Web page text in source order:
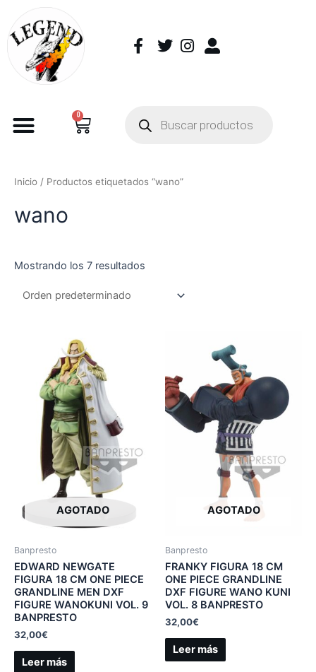
0
Inicio / Productos etiquetados “wano”
wano
Mostrando los 7 resultados
AGOTADO
Banpresto
EDWARD NEWGATE
FIGURA 18 CM ONE PIECE
GRANDLINE MEN DXF
FIGURE WANOKUNI VOL. 9
BANPRESTO
32,00€
Leer más
AGOTADO
Banpresto
FRANKY FIGURA 18 CM
ONE PIECE GRANDLINE
DXF FIGURE WANO KUNI
VOL. 8 BANPRESTO
32,00€
Leer más